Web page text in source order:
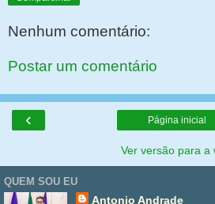
Nenhum comentário:
Postar um comentário
‹ Página inicial
Ver versão para a
QUEM SOU EU
Antonio Andrade